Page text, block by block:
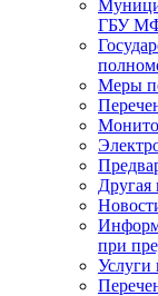
ГБУ
Меры
при
Услуги